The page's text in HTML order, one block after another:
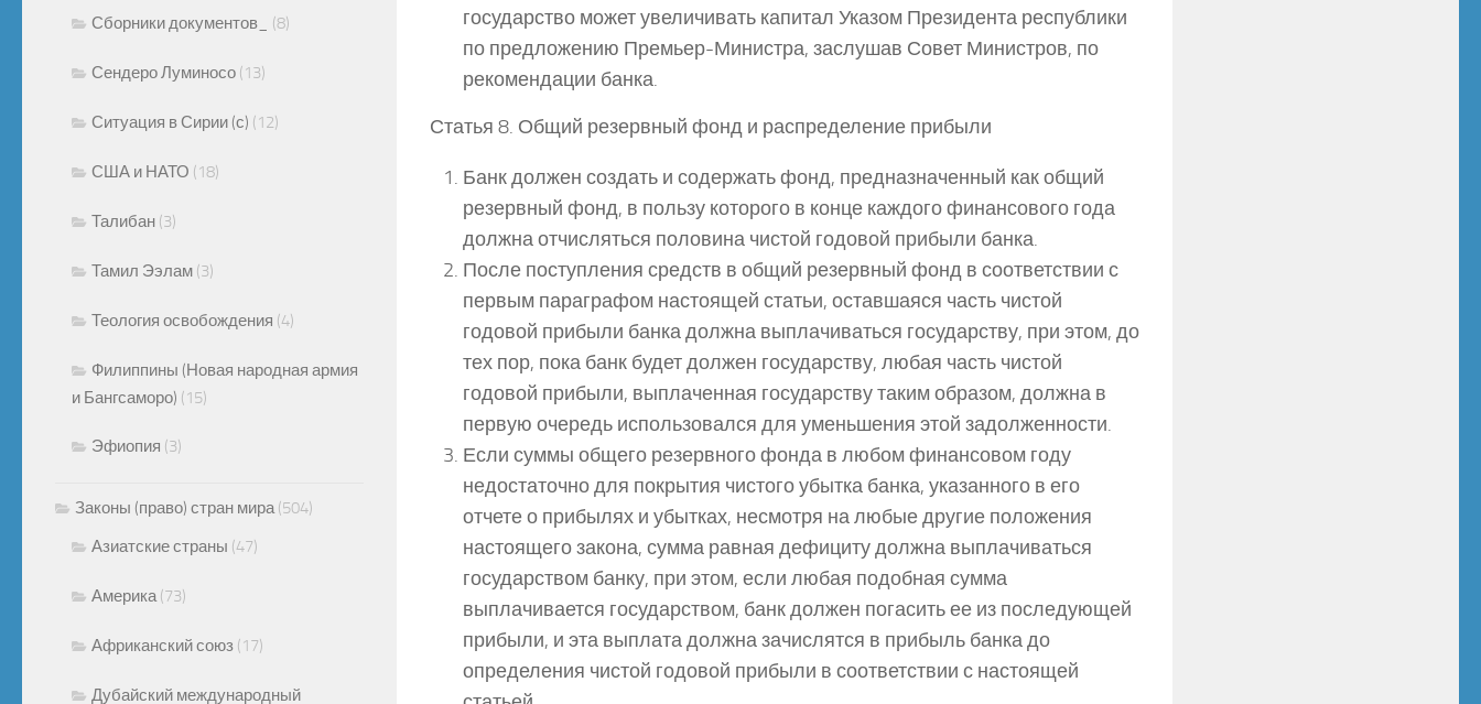
государство может увеличивать капитал Указом Президента республики
по предложению Премьер-Министра, заслушав Совет Министров, по
рекомендации банка.
Статья 8. Общий резервный фонд и распределение прибыли
Банк должен создать и содержать фонд, предназначенный как общий
резервный фонд, в пользу которого в конце каждого финансового года
должна отчисляться половина чистой годовой прибыли банка.
После поступления средств в общий резервный фонд в соответствии с
первым параграфом настоящей статьи, оставшаяся часть чистой
годовой прибыли банка должна выплачиваться государству, при этом, до
тех пор, пока банк будет должен государству, любая часть чистой
годовой прибыли, выплаченная государству таким образом, должна в
первую очередь использовался для уменьшения этой задолженности.
Если суммы общего резервного фонда в любом финансовом году
недостаточно для покрытия чистого убытка банка, указанного в его
отчете о прибылях и убытках, несмотря на любые другие положения
настоящего закона, сумма равная дефициту должна выплачиваться
государством банку, при этом, если любая подобная сумма
выплачивается государством, банк должен погасить ее из последующей
прибыли, и эта выплата должна зачислятся в прибыль банка до
определения чистой годовой прибыли в соответствии с настоящей
Сборники документов_ (8)
Сендеро Луминосо (13)
Ситуация в Сирии (с) (12)
США и НАТО (18)
Талибан (3)
Тамил Ээлам (3)
Теология освобождения (4)
Филиппины (Новая народная армия
и Бангсаморо) (15)
Эфиопия (3)
Законы (право) стран мира (504)
Азиатские страны (47)
Америка (73)
Африканский союз (17)
Дубайский международный